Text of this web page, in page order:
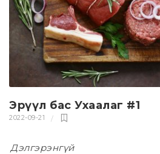
Эрүүл бас Ухаалаг #1
2022-09-21
Дэлгэрэнгүй